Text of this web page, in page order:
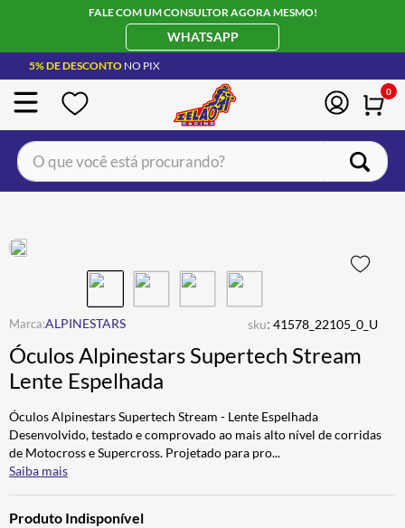
FALE COM UM CONSULTOR AGORA MESMO!
WHATSAPP
5% DE DESCONTO NO PIX
0
O que você está procurando?
ALPINESTARS sku: 41578_22105_0_U
Óculos Alpinestars Supertech Stream
Lente Espelhada
Óculos Alpinestars Supertech Stream - Lente Espelhada
Desenvolvido, testado e comprovado ao mais alto nível de corridas
de Motocross e Supercross. Projetado para pro...
Saiba mais
Produto Indisponível
JAQUETA
4º ÓCULOS SOLAR
5 º LUVA
6º BAU
7º ALPINESTAR
8º AIROH
9º CALÇA
10º BOTAS